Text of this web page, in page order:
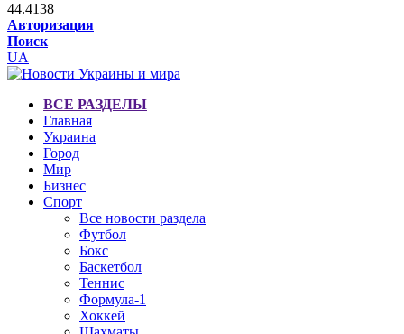
44.4138
Авторизация
Поиск
UA
ВСЕ РАЗДЕЛЫ
Главная
Украина
Город
Мир
Бизнес
Спорт
Все новости раздела
Футбол
Бокс
Баскетбол
Теннис
Формула-1
Хоккей